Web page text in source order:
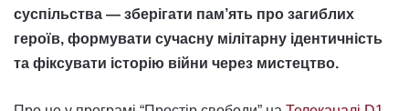
суспільства — зберігати пам’ять про загиблих
героїв, формувати сучасну мілітарну ідентичність
та фіксувати історію війни через мистецтво.